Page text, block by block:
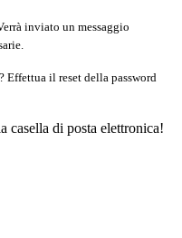
inviato un messaggio
Effettua il reset della password
casella di posta elettronica!